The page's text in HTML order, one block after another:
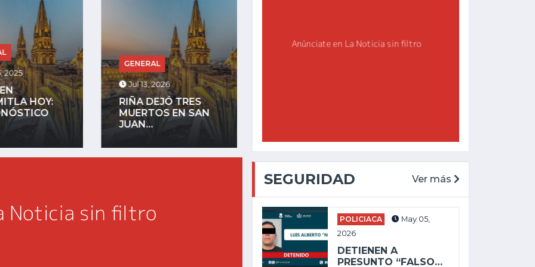
2026
TRES
EN SAN
GENERAL
Jul 27, 2025
LA COMUNIDAD
INDÍGENA DE
MEZQUITÁN
ADVIERTE QUE...
SEGURIDAD Ver más
POLICIACA
May 05,
2026
DETIENEN A
PRESUNTO “FALSO…